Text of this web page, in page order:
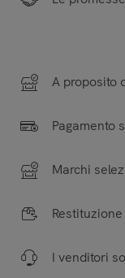
A proposito
Pagamento
Marchi
I venditori